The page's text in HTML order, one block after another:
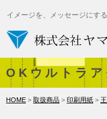
イメージを、メッセージにする
OKウルトラア
HOME > 取扱商品 > 印刷用紙 >